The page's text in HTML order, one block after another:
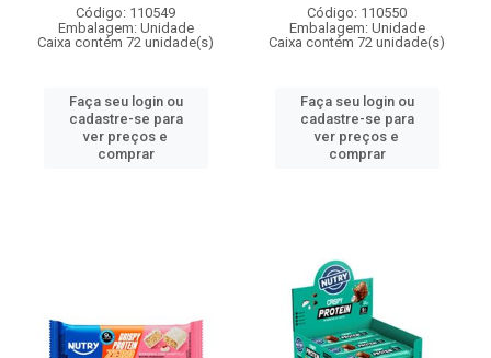
Código: 110549
Embalagem: Unidade
Caixa contém 72 unidade(s)
Faça seu login ou
cadastre-se para
ver preços e
comprar
Código: 110550
Embalagem: Unidade
Caixa contém 72 unidade(s)
Faça seu login ou
cadastre-se para
ver preços e
comprar